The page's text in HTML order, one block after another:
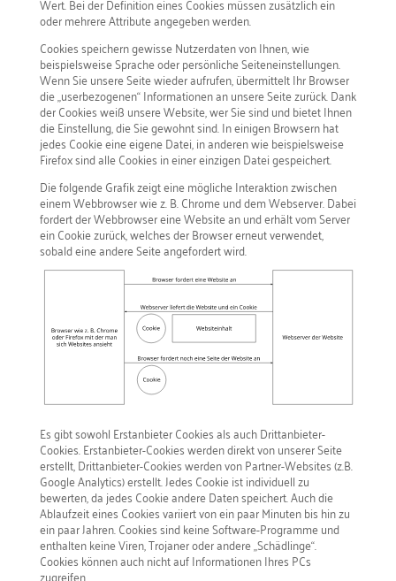
oder mehrere Attribute angegeben werden.
Cookies speichern gewisse Nutzerdaten von Ihnen, wie
beispielsweise Sprache oder persönliche Seiteneinstellungen.
Wenn Sie unsere Seite wieder aufrufen, übermittelt Ihr Browser
die „userbezogenen“ Informationen an unsere Seite zurück. Dank
der Cookies weiß unsere Website, wer Sie sind und bietet Ihnen
die Einstellung, die Sie gewohnt sind. In einigen Browsern hat
jedes Cookie eine eigene Datei, in anderen wie beispielsweise
Firefox sind alle Cookies in einer einzigen Datei gespeichert.
Die folgende Grafik zeigt eine mögliche Interaktion zwischen
einem Webbrowser wie z. B. Chrome und dem Webserver. Dabei
fordert der Webbrowser eine Website an und erhält vom Server
ein Cookie zurück, welches der Browser erneut verwendet,
sobald eine andere Seite angefordert wird.
Es gibt sowohl Erstanbieter Cookies als auch Drittanbieter-
Cookies. Erstanbieter-Cookies werden direkt von unserer Seite
erstellt, Drittanbieter-Cookies werden von Partner-Websites (z.B.
Google Analytics) erstellt. Jedes Cookie ist individuell zu
bewerten, da jedes Cookie andere Daten speichert. Auch die
Ablaufzeit eines Cookies variiert von ein paar Minuten bis hin zu
ein paar Jahren. Cookies sind keine Software-Programme und
enthalten keine Viren, Trojaner oder andere „Schädlinge“.
Cookies können auch nicht auf Informationen Ihres PCs
zugreifen.